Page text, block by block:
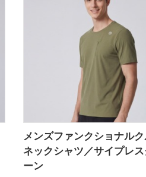
メンズファンクショナル
ネックシャツ／サイプレス
ーン